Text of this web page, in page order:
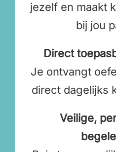
jezelf en maakt
bij jou
Direct
Je ontvangt
direct dagelijks
Veilige,